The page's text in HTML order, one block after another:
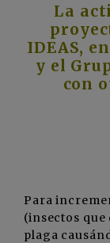
La
IDEAS,
y el
con
Para
(insectos
plaga